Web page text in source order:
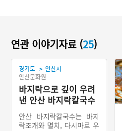
연관 이야기자료 (25)
경기도 > 안산시
안산문화원
바지락으로 깊이 우려
낸 안산 바지락칼국수
안산 바지락칼국수는 바지
락조개와 멸치, 다시마로 우